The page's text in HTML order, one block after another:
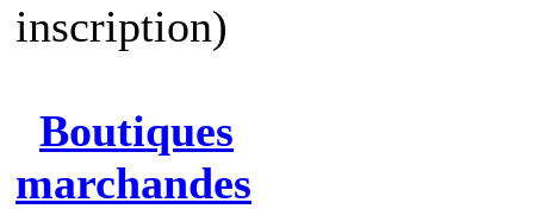
inscription)
Boutiques
marchandes